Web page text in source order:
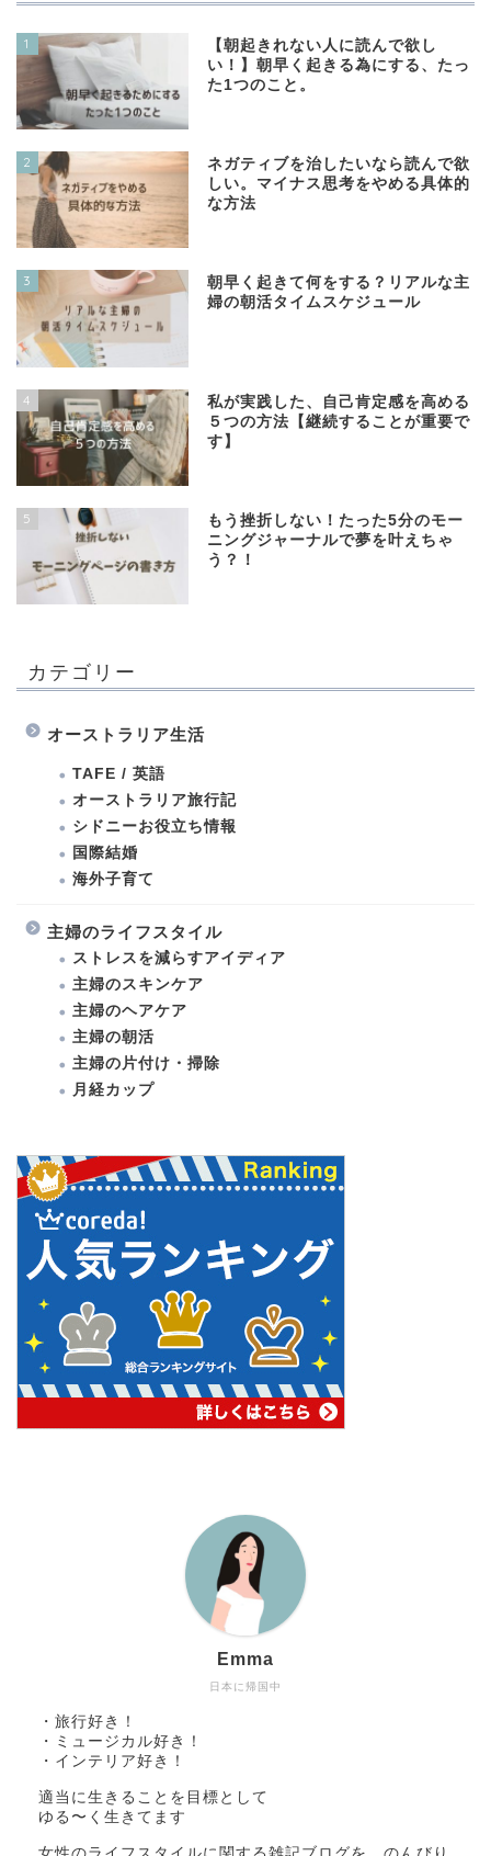
1
【朝起きれない人に読んで欲し
い！】朝早く起きる為にする、たっ
た1つのこと。
2
ネガティブを治したいなら読んで欲
しい。マイナス思考をやめる具体的
な方法
3
朝早く起きて何をする？リアルな主
婦の朝活タイムスケジュール
4
私が実践した、自己肯定感を高める
５つの方法【継続することが重要で
す】
5
もう挫折しない！たった5分のモー
ニングジャーナルで夢を叶えちゃ
う？！
カテゴリー
オーストラリア生活
TAFE / 英語
オーストラリア旅行記
シドニーお役立ち情報
国際結婚
海外子育て
主婦のライフスタイル
ストレスを減らすアイディア
主婦のスキンケア
主婦のヘアケア
主婦の朝活
主婦の片付け・掃除
月経カップ
日本に帰国中
Emma
・旅行好き！
・ミュージカル好き！
・インテリア好き！
適当に生きることを目標として
ゆる〜く生きてます